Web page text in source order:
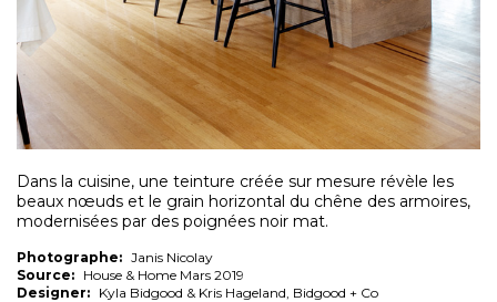
Dans la cuisine, une teinture créée sur mesure révèle les
beaux nœuds et le grain horizontal du chêne des armoires,
modernisées par des poignées noir mat.
Photographe: Janis Nicolay
Source: House & Home Mars 2019
Designer: Kyla Bidgood & Kris Hageland, Bidgood + Co